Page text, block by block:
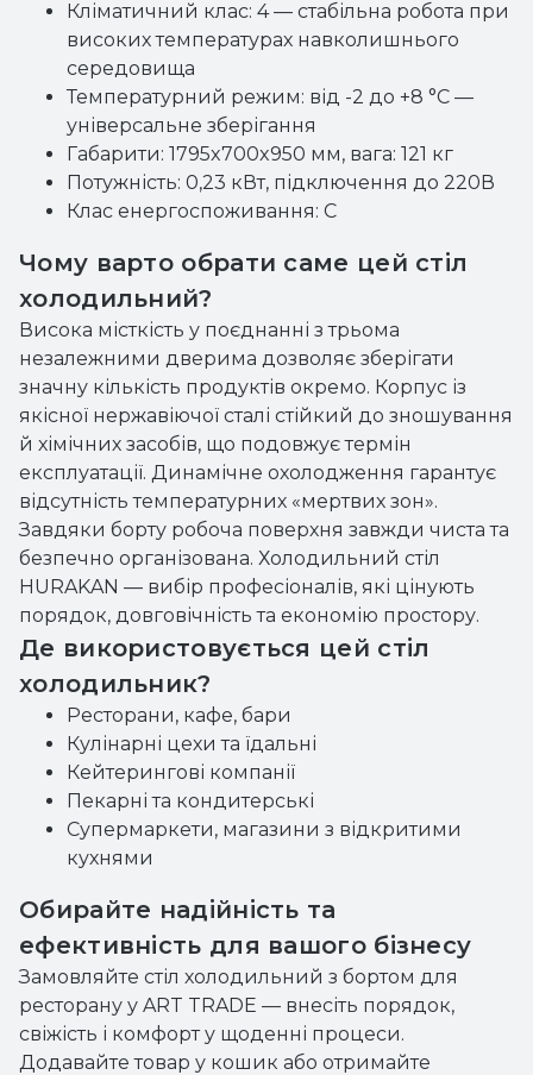
Кліматичний клас: 4 — стабільна робота при
високих температурах навколишнього
середовища
Температурний режим: від -2 до +8 °С —
універсальне зберігання
Габарити: 1795x700x950 мм, вага: 121 кг
Потужність: 0,23 кВт, підключення до 220В
Клас енергоспоживання: C
Чому варто обрати саме цей стіл
холодильний?
Висока місткість у поєднанні з трьома
незалежними дверима дозволяє зберігати
значну кількість продуктів окремо. Корпус із
якісної нержавіючої сталі стійкий до зношування
й хімічних засобів, що подовжує термін
експлуатації. Динамічне охолодження гарантує
відсутність температурних «мертвих зон».
Завдяки борту робоча поверхня завжди чиста та
безпечно організована. Холодильний стіл
HURAKAN — вибір професіоналів, які цінують
порядок, довговічність та економію простору.
Де використовується цей стіл
холодильник?
Ресторани, кафе, бари
Кулінарні цехи та їдальні
Кейтерингові компанії
Пекарні та кондитерські
Супермаркети, магазини з відкритими
кухнями
Обирайте надійність та
ефективність для вашого бізнесу
Замовляйте стіл холодильний з бортом для
ресторану у ART TRADE — внесіть порядок,
свіжість і комфорт у щоденні процеси.
Додавайте товар у кошик або отримайте